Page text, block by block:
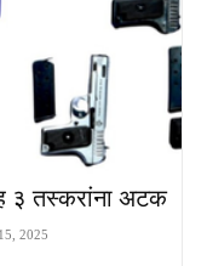
३ तस्करांना अटक
2025